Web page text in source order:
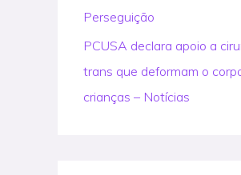
Perseguição
PCUSA declara apoio a
trans que deformam o
crianças – Notícias